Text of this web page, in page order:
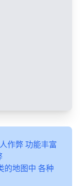
作弊 功能丰富
的地图中 各种